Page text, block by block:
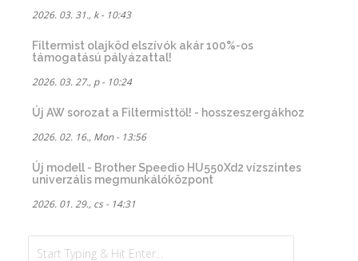
2026. 03. 31., k - 10:43
Filtermist olajköd elszívók akár 100%-os
támogatású pályázattal!
2026. 03. 27., p - 10:24
Új AW sorozat a Filtermisttől! - hosszeszergákhoz
2026. 02. 16., Mon - 13:56
Új modell - Brother Speedio HU550Xd2 vízszintes
univerzális megmunkálóközpont
2026. 01. 29., cs - 14:31